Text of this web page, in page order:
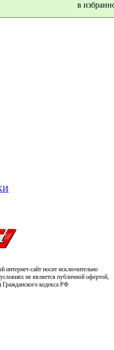
в
сайт носит исключительно
не является публичной офертой,
кодекса РФ.